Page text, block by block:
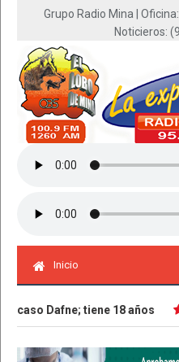
Grupo Radio Mina |
Noticieros:
Inicio
Dafne; tiene 18 años